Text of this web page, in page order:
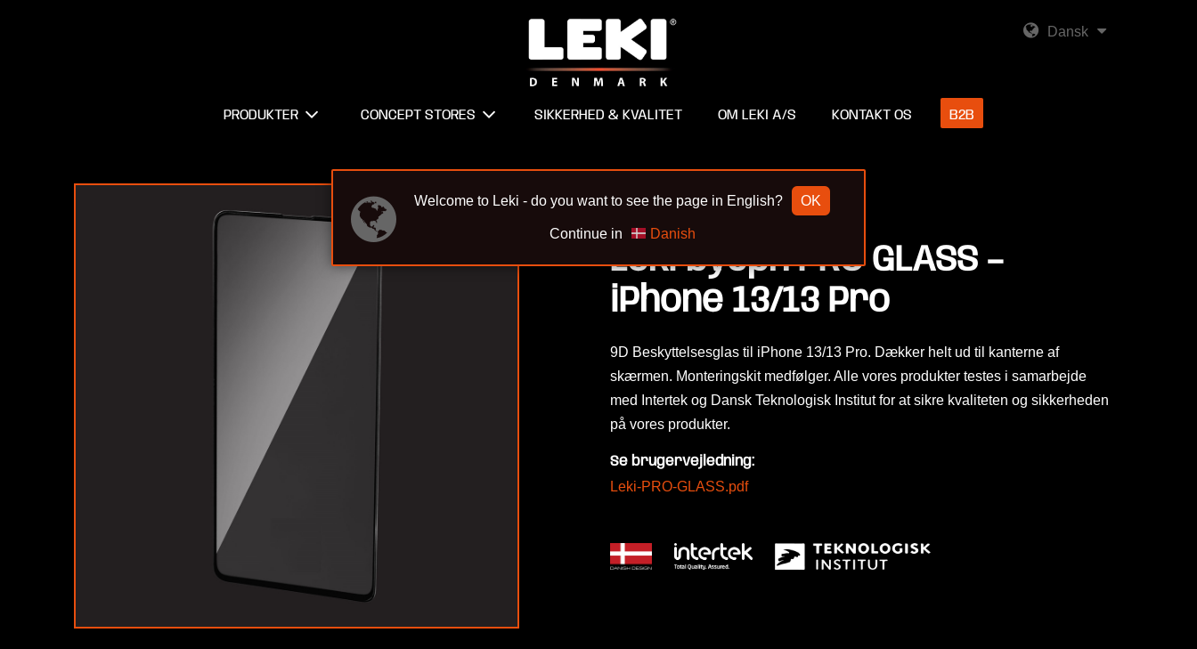
Welcome to Leki - do you want to see the page in English? OK
Continue in Danish
GLASS
Leki bycph PRO GLASS –
iPhone 13/13 Pro
9D Beskyttelsesglas til iPhone 13/13 Pro. Dækker helt ud til kanterne af
skærmen. Monteringskit medfølger. Alle vores produkter testes i samarbejde
med Intertek og Dansk Teknologisk Institut for at sikre kvaliteten og sikkerheden
på vores produkter.
Se brugervejledning:
Leki-PRO-GLASS.pdf
PRODUKTER CONCEPT STORES SIKKERHED & KVALITET OM LEKI A/S KONTAKT OS B2B
Dansk